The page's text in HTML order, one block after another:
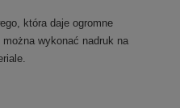
która daje ogromne
wykonać nadruk na